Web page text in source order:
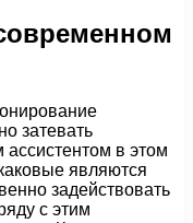
затевать
в этом
являются
задействовать
с этим